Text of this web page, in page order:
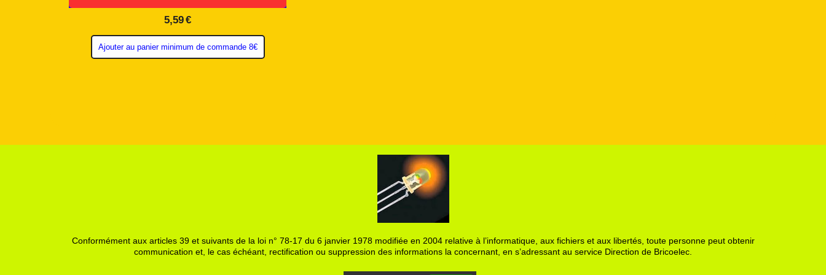
5,59€
Ajouter au panier minimum de commande 8€
Conformément aux articles 39 et suivants de la loi n° 78-17 du 6 janvier 1978 modifiée en 2004 relative à l’informatique, aux fichiers et aux libertés, toute personne peut obtenir
communication et, le cas échéant, rectification ou suppression des informations la concernant, en s’adressant au service Direction de Bricoelec.